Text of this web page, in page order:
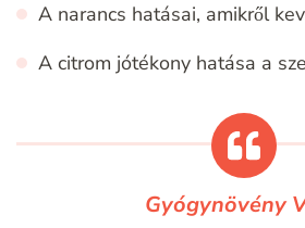
A narancs hatásai, amikről
A citrom jótékony hatása a
Gyógynövény